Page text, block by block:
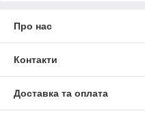
Про нас
Контакти
Доставка та оплата